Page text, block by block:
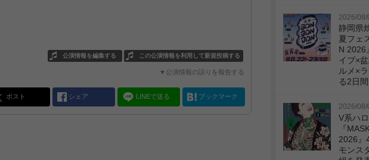
この公演情報を利用して新規投稿する
公演情報を編集する
▼公演情報の誤りを報告する
ポスト シェア LINEで送る ブックマーク
2026/08/
静岡県
夏フェ
N
イブ×
ルメ×
る2日間
2026/08/
V系ハ
『
2026』
モンス